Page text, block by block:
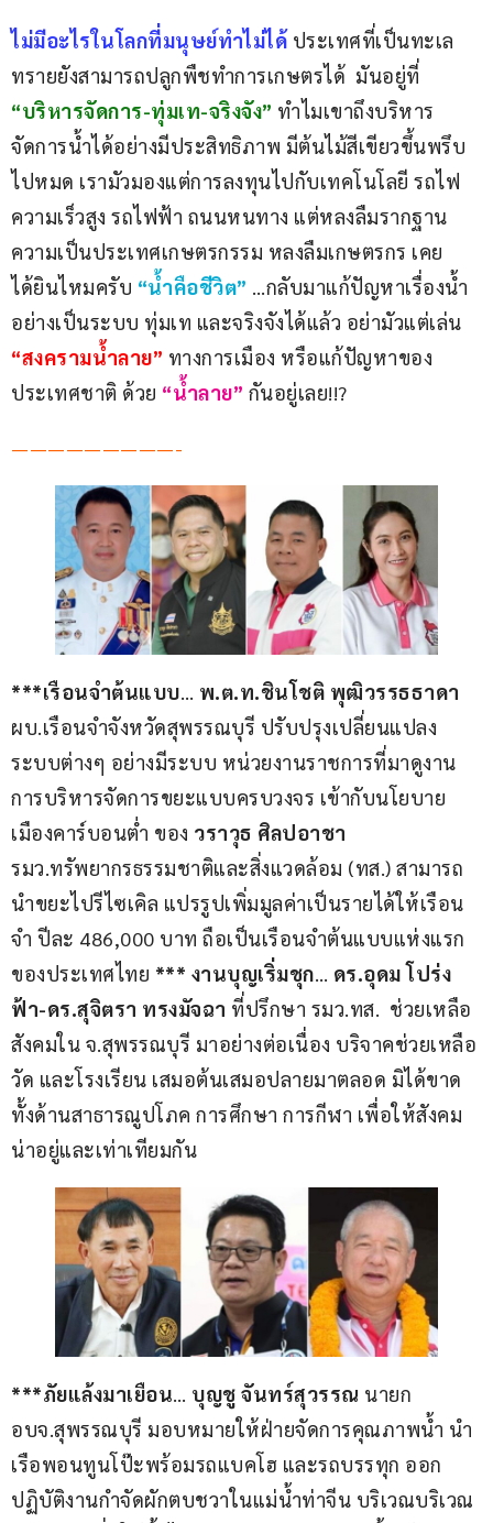
ไม่มีอะไรในโลกที่มนุษย์ทำไม่ได้ ประเทศที่เป็นทะเล
ทรายยังสามารถปลูกพืชทำการเกษตรได้  มันอยู่ที่
“บริหารจัดการ-ทุ่มเท-จริงจัง” ทำไมเขาถึงบริหาร
จัดการน้ำได้อย่างมีประสิทธิภาพ มีต้นไม้สีเขียวขึ้นพรึบ
ไปหมด เรามัวมองแต่การลงทุนไปกับเทคโนโลยี รถไฟ
ความเร็วสูง รถไฟฟ้า ถนนหนทาง แต่หลงลืมรากฐาน
ความเป็นประเทศเกษตรกรรม หลงลืมเกษตรกร เคย
ได้ยินไหมครับ “น้ำคือชีวิต” …กลับมาแก้ปัญหาเรื่องน้ำ
อย่างเป็นระบบ ทุ่มเท และจริงจังได้แล้ว อย่ามัวแต่เล่น
“สงครามน้ำลาย” ทางการเมือง หรือแก้ปัญหาของ
ประเทศชาติ ด้วย “น้ำลาย” กันอยู่เลย!!?
—————————-
***เรือนจำต้นแบบ… พ.ต.ท.ชินโชติ พุฒิวรรธธาดา
ผบ.เรือนจำจังหวัดสุพรรณบุรี ปรับปรุงเปลี่ยนแปลง
ระบบต่างๆ อย่างมีระบบ หน่วยงานราชการที่มาดูงาน
การบริหารจัดการขยะแบบครบวงจร เข้ากับนโยบาย
เมืองคาร์บอนต่ำ ของ วราวุธ ศิลปอาชา
รมว.ทรัพยากรธรรมชาติและสิ่งแวดล้อม (ทส.) สามารถ
นำขยะไปรีไซเคิล แปรรูปเพิ่มมูลค่าเป็นรายได้ให้เรือน
จำ ปีละ 486,000 บาท ถือเป็นเรือนจำต้นแบบแห่งแรก
ของประเทศไทย *** งานบุญเริ่มชุก… ดร.อุดม โปร่ง
ฟ้า-ดร.สุจิตรา ทรงมัจฉา ที่ปรึกษา รมว.ทส.  ช่วยเหลือ
สังคมใน จ.สุพรรณบุรี มาอย่างต่อเนื่อง บริจาคช่วยเหลือ
วัด และโรงเรียน เสมอต้นเสมอปลายมาตลอด มิได้ขาด
ทั้งด้านสาธารณูปโภค การศึกษา การกีฬา เพื่อให้สังคม
น่าอยู่และเท่าเทียมกัน
***ภัยแล้งมาเยือน… บุญชู จันทร์สุวรรณ นายก
อบจ.สุพรรณบุรี มอบหมายให้ฝ่ายจัดการคุณภาพน้ำ นำ
เรือพอนทูนโป๊ะพร้อมรถแบคโฮ และรถบรรทุก ออก
ปฏิบัติงานกำจัดผักตบชวาในแม่น้ำท่าจีน บริเวณบริเวณ